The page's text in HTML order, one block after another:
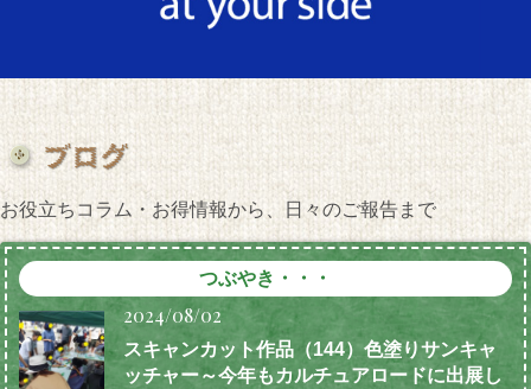
お役立ちコラム・お得情報から、日々のご報告まで
つぶやき・・・
2024/08/02
スキャンカット作品（144）色塗りサンキャ
ッチャー～今年もカルチュアロードに出展し